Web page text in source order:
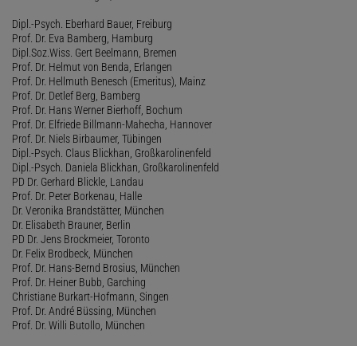
Dipl.-Psych. Eberhard Bauer, Freiburg
Prof. Dr. Eva Bamberg, Hamburg
Dipl.Soz.Wiss. Gert Beelmann, Bremen
Prof. Dr. Helmut von Benda, Erlangen
Prof. Dr. Hellmuth Benesch (Emeritus), Mainz
Prof. Dr. Detlef Berg, Bamberg
Prof. Dr. Hans Werner Bierhoff, Bochum
Prof. Dr. Elfriede Billmann-Mahecha, Hannover
Prof. Dr. Niels Birbaumer, Tübingen
Dipl.-Psych. Claus Blickhan, Großkarolinenfeld
Dipl.-Psych. Daniela Blickhan, Großkarolinenfeld
PD Dr. Gerhard Blickle, Landau
Prof. Dr. Peter Borkenau, Halle
Dr. Veronika Brandstätter, München
Dr. Elisabeth Brauner, Berlin
PD Dr. Jens Brockmeier, Toronto
Dr. Felix Brodbeck, München
Prof. Dr. Hans-Bernd Brosius, München
Prof. Dr. Heiner Bubb, Garching
Christiane Burkart-Hofmann, Singen
Prof. Dr. André Büssing, München
Prof. Dr. Willi Butollo, München